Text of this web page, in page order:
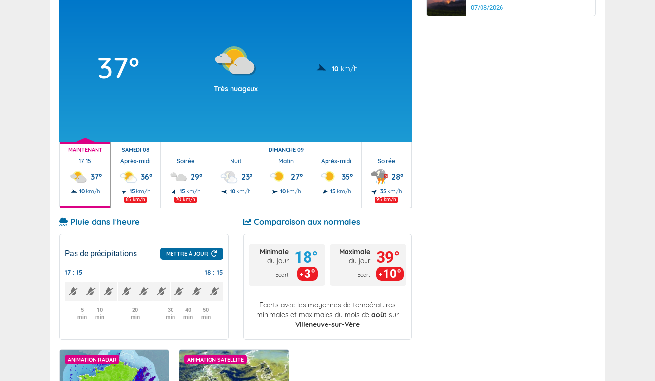
37°
Très nuageux
10 km/h
MAINTENANT
17:15
37°
10 km/h
SAMEDI 08
Après-midi
36°
15 km/h
65 km/h
Soirée
29°
15 km/h
70 km/h
Nuit
23°
10 km/h
DIMANCHE 09
Matin
27°
10 km/h
Après-midi
35°
15 km/h
Soirée
28°
35 km/h
95 km/h
Pluie dans l'heure
Pas de précipitations METTRE À JOUR
17 : 15 18 : 15
5
min
10
min
20
min
30
min
40
min
50
min
Comparaison aux normales
Minimale
du jour
Ecart
18°
3°
Maximale
du jour
Ecart
39°
10°
Écarts avec les moyennes de températures
minimales et maximales du mois de août sur
Villeneuve-sur-Vère
ANIMATION RADAR ANIMATION SATELLITE
07/08/2026